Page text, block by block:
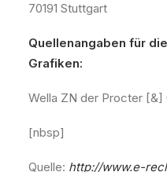
70191 Stuttgart
Quellenangaben für
Grafiken:
Wella ZN der Procter [&]
[nbsp]
Quelle: http://www.e-